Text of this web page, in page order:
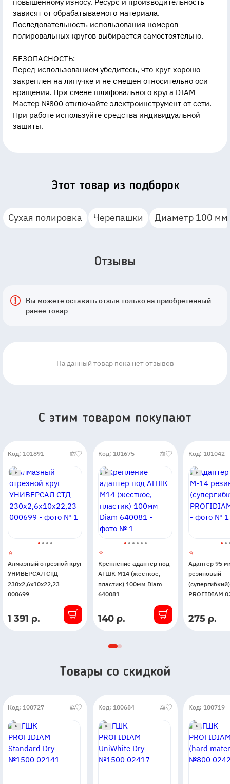
зависят от обрабатываемого материала.
Последовательность использования номеров
полировальных кругов выбирается самостоятельно.
БЕЗОПАСНОСТЬ:
Перед использованием убедитесь, что круг хорошо
закреплен на липучке и не смещен относительно оси
вращения. При смене шлифовального круга DIAM
Мастер №800 отключайте электроинструмент от сети.
При работе используйте средства индивидуальной
защиты.
Этот товар из подборок
Сухая полировка Черепашки Диаметр 100 мм
Отзывы
Вы можете оставить отзыв только на приобретенный
ранее товар
На данный товар пока нет отзывов
C этим товаром покупают
Код: 101891
Алмазный отрезной круг
УНИВЕРСАЛ СТД
230х2,6х10х22,23
000699
В1 391 р.
Код: 101675
Крепление адаптер под
АГШК М14 (жесткое,
пластик) 100мм Diam
640081
В
140 р.
Код: 101042
Адаптер 95
резиновый
(супергибкий)
PROFIDIAM
В
275 р.
Товары со скидкой
Код: 100727 Код: 100684 Код: 100719